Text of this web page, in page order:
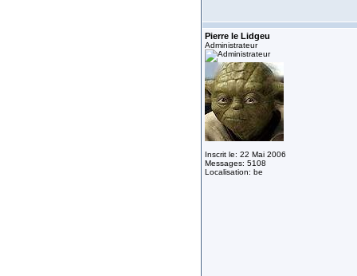
Pierre le Lidgeu
Administrateur
Inscrit le: 22 Mai 2006
Messages: 5108
Localisation: be